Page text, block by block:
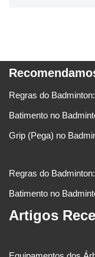
Regras do
Batimento no
Grip (Pega) no
Regras do
Batimento no
Artigos